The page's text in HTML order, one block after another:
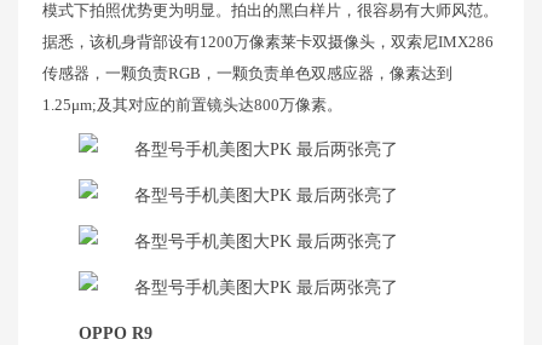
模式下拍照优势更为明显。拍出的黑白样片，很容易有大师风范。
据悉，该机身背部设有1200万像素莱卡双摄像头，双索尼IMX286
传感器，一颗负责RGB，一颗负责单色双感应器，像素达到
1.25μm;及其对应的前置镜头达800万像素。
OPPO R9